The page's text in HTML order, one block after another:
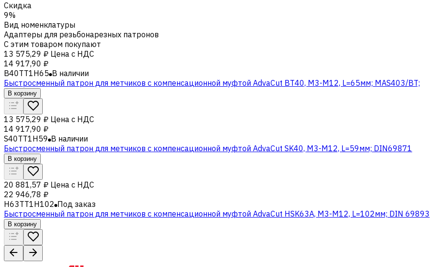
Скидка
9%
Вид номенклатуры
Адаптеры для резьбонарезных патронов
С этим товаром покупают
13 575,29 ₽ Цена с НДС
14 917,90 ₽
B40TT1H65 В наличии
Быстросменный патрон для метчиков с компенсационной муфтой AdvaCut BT40, M3-M12, L=65мм; MAS403/BT;
В корзину
13 575,29 ₽ Цена с НДС
14 917,90 ₽
S40TT1H59 В наличии
Быстросменный патрон для метчиков с компенсационной муфтой AdvaCut SK40, M3-M12, L=59мм; DIN69871
В корзину
20 881,57 ₽ Цена с НДС
22 946,78 ₽
H63TT1H102 Под заказ
Быстросменный патрон для метчиков с компенсационной муфтой AdvaCut HSK63A, M3-M12, L=102мм; DIN 69893
В корзину